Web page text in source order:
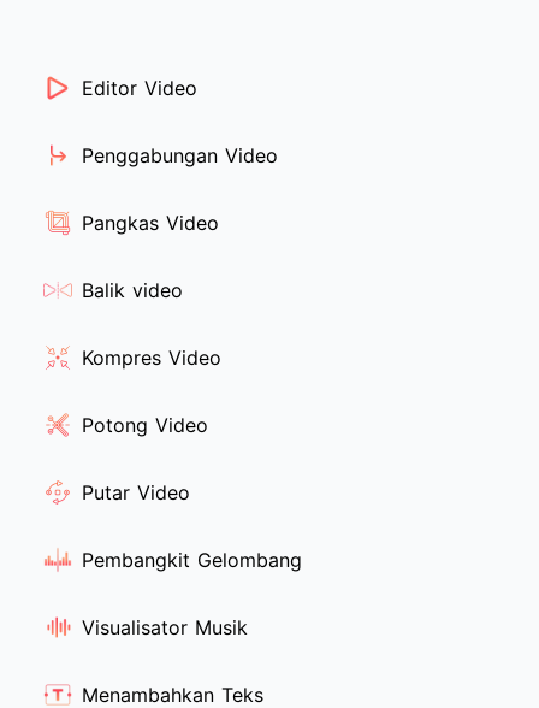
Editor Video
Penggabungan Video
Pangkas Video
Balik video
Kompres Video
Potong Video
Putar Video
Pembangkit Gelombang
Visualisator Musik
Menambahkan Teks